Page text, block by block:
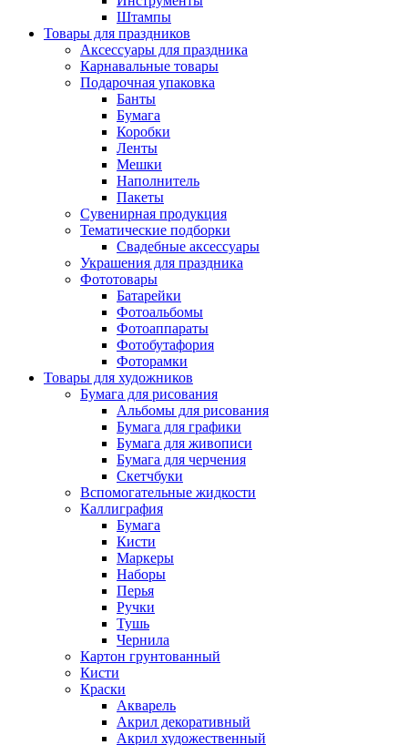
Штампы
Товары для праздников
Аксессуары для праздника
Карнавальные товары
Подарочная упаковка
Банты
Бумага
Коробки
Ленты
Мешки
Наполнитель
Пакеты
Сувенирная продукция
Тематические подборки
Свадебные аксессуары
Украшения для праздника
Фототовары
Батарейки
Фотоальбомы
Фотоаппараты
Фотобутафория
Фоторамки
Товары для художников
Бумага для рисования
Альбомы для рисования
Бумага для графики
Бумага для живописи
Бумага для черчения
Скетчбуки
Вспомогательные жидкости
Каллиграфия
Бумага
Кисти
Маркеры
Наборы
Перья
Ручки
Тушь
Чернила
Картон грунтованный
Кисти
Краски
Акварель
Акрил декоративный
Акрил художественный